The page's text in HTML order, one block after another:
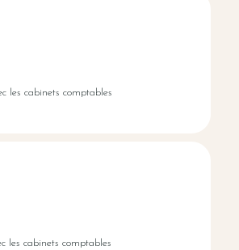
les cabinets comptables
les cabinets comptables